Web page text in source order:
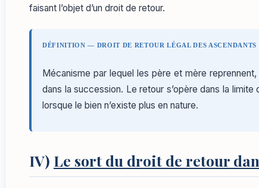
faisant l’objet d’un droit de retour.
DÉFINITION — DROIT DE RETOUR LÉGAL DES ASCENDANTS
Mécanisme par lequel les père et mère
dans la succession. Le retour s’opère dans la
lorsque le bien n’existe plus en nature.
IV) Le sort du droit de retour